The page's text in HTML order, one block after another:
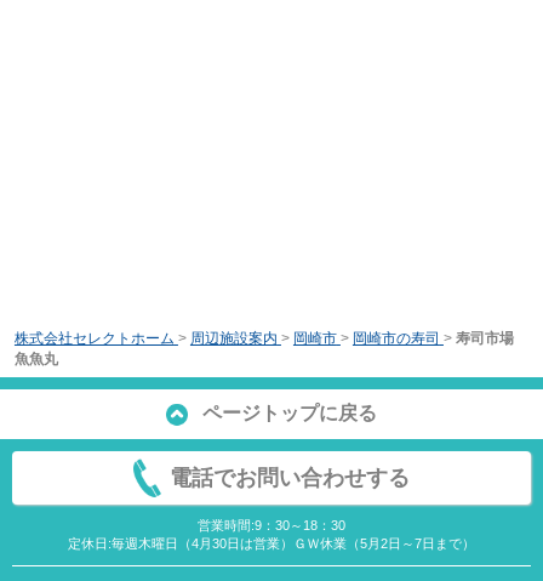
株式会社セレクトホーム > 周辺施設案内 > 岡崎市 > 岡崎市の寿司 > 寿司市場
魚魚丸
ページトップに戻る
電話でお問い合わせする
営業時間:9：30～18：30
定休日:毎週木曜日（4月30日は営業）ＧＷ休業（5月2日～7日まで）